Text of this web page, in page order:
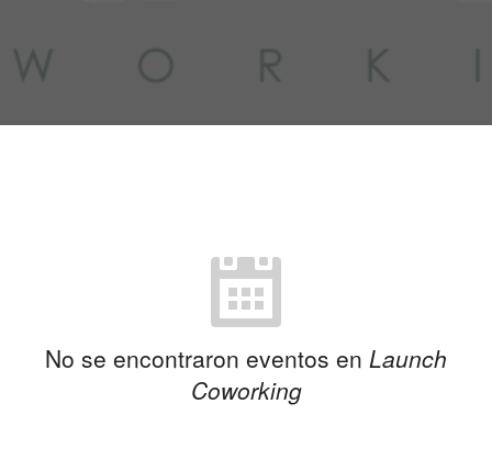
No se encontraron eventos en Launch
Coworking